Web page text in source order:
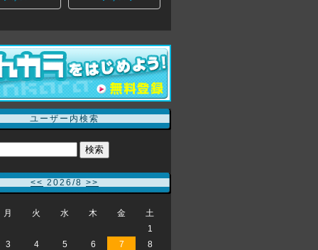
ユーザー内検索
<< 2026/8 >>
月 火 水 木 金
土
1
3
4 5 6 7
8